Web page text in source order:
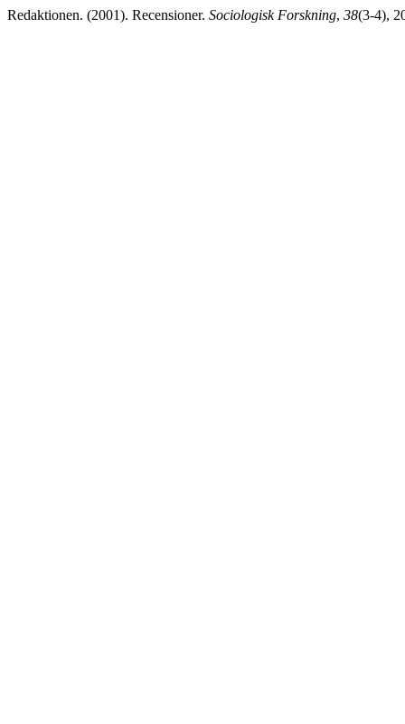
Redaktionen. (2001). Recensioner. Sociologisk Forskning, 38(3-4),